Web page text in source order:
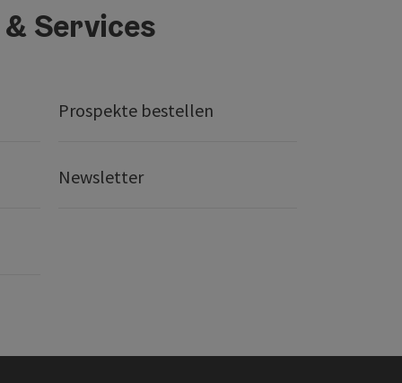
Services
Prospekte bestellen
Newsletter